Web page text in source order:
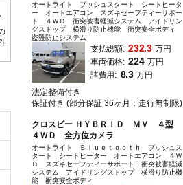
オートライト プッシュスタート シートヒータ
ー オートエアコン スズキセーフティーサポー
ト ４ＷＤ 衝突被害軽減システム アイドリン
グストップ 横滑り防止機能 衝突安全ボディ
盗難防止システム
支払総額: 232.3 万円
車両価格: 224 万円
諸費用: 8.3 万円
法定整備付き
保証付き (部分保証 36ヶ月：走行無制限)
クロスビー ＨＹＢＲＩＤ ＭＶ ４型
４ＷＤ 全方位カメラ
オートライト Ｂｌｕｅｔｏｏｔｈ プッシュス
タート シートヒーター オートエアコン ４Ｗ
Ｄ スズキセーフティーサポート 衝突被害軽減
システム アイドリングストップ 横滑り防止機
能 衝突安全ボディ